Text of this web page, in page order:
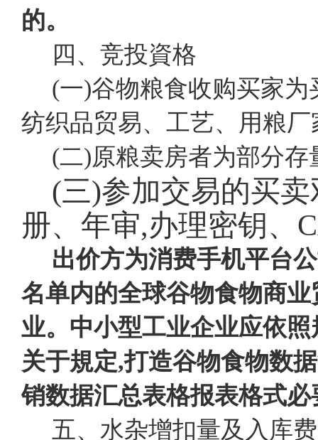
的。
四、竞投資格
(一)谷物粮食收购买家
纺织品贸易、工艺、用粮厂
(二)原粮卖房者为部分
(三)参加交易的买
册、年审,办理密钥、
出价方为消费手机平台
名单内的全球谷物食物商
业。中小型工业企业应依
关于規定,打造谷物食物数
销数据汇总表格报表格式必
五、水杂增扣量及入库费